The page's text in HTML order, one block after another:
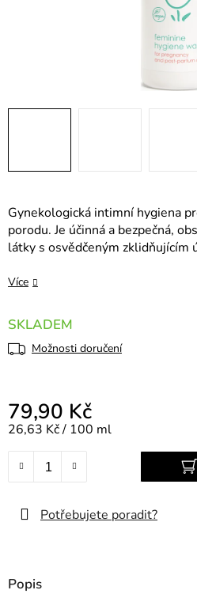
Gynekologická intimní hygiena
porodu. Je účinná a bezpečná,
látky s osvědčeným zklidňujícím
Více
SKLADEM
Možnosti doručení
79,90 Kč
Měrná cena:
26,63 Kč / 100 ml
Potřebujete poradit?
Popis